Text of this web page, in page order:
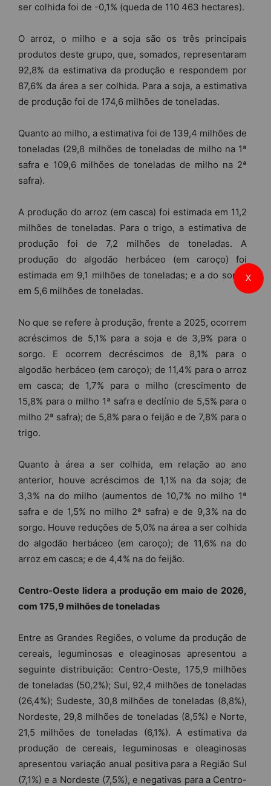
ser colhida foi de -0,1% (queda de 110 463 hectares).
O arroz, o milho e a soja são os três principais
produtos deste grupo, que, somados, representaram
92,8% da estimativa da produção e respondem por
87,6% da área a ser colhida. Para a soja, a estimativa
de produção foi de 174,6 milhões de toneladas.
Quanto ao milho, a estimativa foi de 139,4 milhões de
toneladas (29,8 milhões de toneladas de milho na 1ª
safra e 109,6 milhões de toneladas de milho na 2ª
safra).
A produção do arroz (em casca) foi estimada em 11,2
milhões de toneladas. Para o trigo, a estimativa de
produção foi de 7,2 milhões de toneladas. A
produção do algodão herbáceo (em caroço) foi
estimada em 9,1 milhões de toneladas; e a do sorgo
em 5,6 milhões de toneladas.
No que se refere à produção, frente a 2025, ocorrem
acréscimos de 5,1% para a soja e de 3,9% para o
sorgo. E ocorrem decréscimos de 8,1% para o
algodão herbáceo (em caroço); de 11,4% para o arroz
em casca; de 1,7% para o milho (crescimento de
15,8% para o milho 1ª safra e declínio de 5,5% para o
milho 2ª safra); de 5,8% para o feijão e de 7,8% para o
trigo.
Quanto à área a ser colhida, em relação ao ano
anterior, houve acréscimos de 1,1% na da soja; de
3,3% na do milho (aumentos de 10,7% no milho 1ª
safra e de 1,5% no milho 2ª safra) e de 9,3% na do
sorgo. Houve reduções de 5,0% na área a ser colhida
do algodão herbáceo (em caroço); de 11,6% na do
arroz em casca; e de 4,4% na do feijão.
Centro-Oeste lidera a produção em maio de 2026,
com 175,9 milhões de toneladas
Entre as Grandes Regiões, o volume da produção de
cereais, leguminosas e oleaginosas apresentou a
seguinte distribuição: Centro-Oeste, 175,9 milhões
de toneladas (50,2%); Sul, 92,4 milhões de toneladas
(26,4%); Sudeste, 30,8 milhões de toneladas (8,8%),
Nordeste, 29,8 milhões de toneladas (8,5%) e Norte,
21,5 milhões de toneladas (6,1%). A estimativa da
produção de cereais, leguminosas e oleaginosas
apresentou variação anual positiva para a Região Sul
(7,1%) e a Nordeste (7,5%), e negativas para a Centro-
X